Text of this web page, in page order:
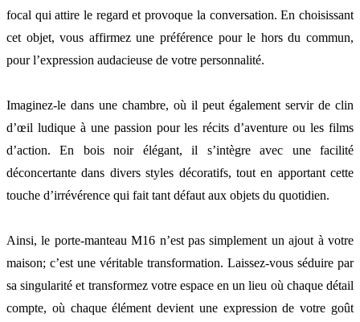
focal qui attire le regard et provoque la conversation. En choisissant
cet objet, vous affirmez une préférence pour le hors du commun,
pour l’expression audacieuse de votre personnalité.
Imaginez-le dans une chambre, où il peut également servir de clin
d’œil ludique à une passion pour les récits d’aventure ou les films
d’action. En bois noir élégant, il s’intègre avec une facilité
déconcertante dans divers styles décoratifs, tout en apportant cette
touche d’irrévérence qui fait tant défaut aux objets du quotidien.
Ainsi, le porte-manteau M16 n’est pas simplement un ajout à votre
maison; c’est une véritable transformation. Laissez-vous séduire par
sa singularité et transformez votre espace en un lieu où chaque détail
compte, où chaque élément devient une expression de votre goût